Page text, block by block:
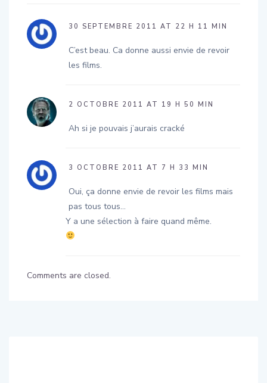
30 SEPTEMBRE 2011 AT 22 H 11 MIN
C’est beau. Ca donne aussi envie de revoir
les films.
2 OCTOBRE 2011 AT 19 H 50 MIN
Ah si je pouvais j’aurais cracké
3 OCTOBRE 2011 AT 7 H 33 MIN
Oui, ça donne envie de revoir les films mais
pas tous tous…
Y a une sélection à faire quand même.
Comments are closed.